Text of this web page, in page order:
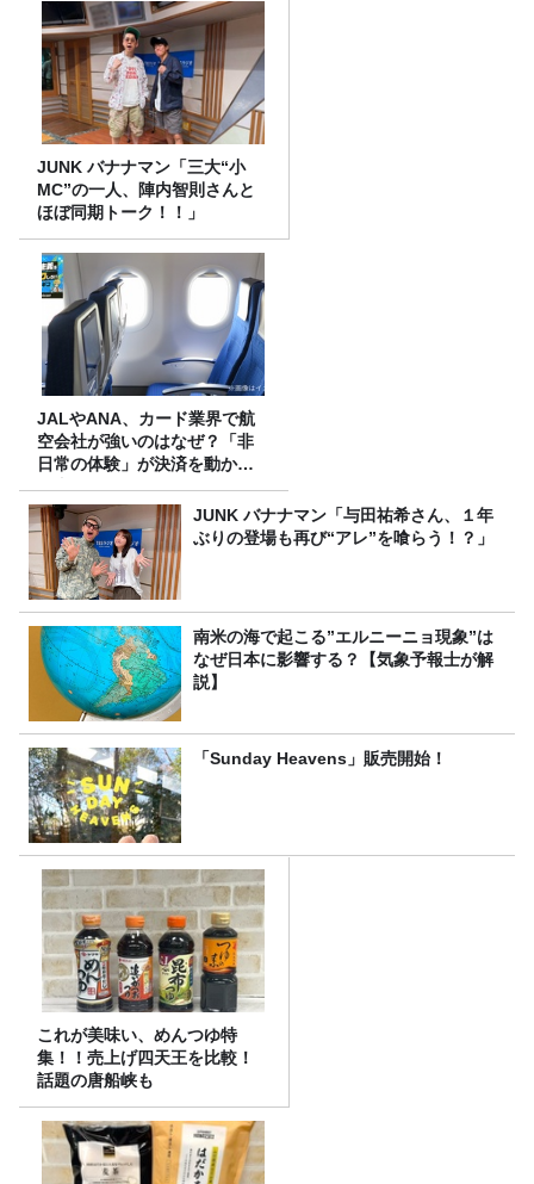
JUNK バナナマン「三大“小
MC”の一人、陣内智則さんと
ほぼ同期トーク！！」
JALやANA、カード業界で航
空会社が強いのはなぜ？「非
日常の体験」が決済を動かす
理由
JUNK バナナマン「与田祐希さん、１年
ぶりの登場も再び“アレ”を喰らう！？」
南米の海で起こる”エルニーニョ現象”は
なぜ日本に影響する？【気象予報士が解
説】
「Sunday Heavens」販売開始！
これが美味い、めんつゆ特
集！！売上げ四天王を比較！
話題の唐船峡も